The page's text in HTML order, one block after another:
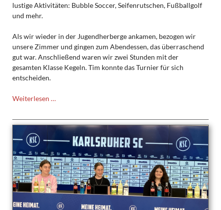
lustige Aktivitäten: Bubble Soccer, Seifenrutschen, Fußballgolf
und mehr.
Als wir wieder in der Jugendherberge ankamen, bezogen wir
unsere Zimmer und gingen zum Abendessen, das überraschend
gut war. Anschließend waren wir zwei Stunden mit der
gesamten Klasse Kegeln. Tim konnte das Turnier für sich
entscheiden.
Weiterlesen …Klassenfahrt
6d
an
den
Schluchsee
(13.-17.7.2026)